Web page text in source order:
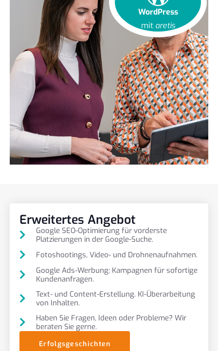
WordPress
mit aretis
Erweitertes Angebot
Google SEO-Optimierung für vorderste
Platzierungen in der Google-Suche.
Fotoshootings, Video- und Drohnenaufnahmen.
Google Ads-Werbung: Kampagnen für sofortige
Kundenanfragen.
Text- und Content-Erstellung. KI-Überarbeitung
von Inhalten.
Haben Sie Fragen, Ideen oder Probleme? Wir
beraten Sie gerne.
Erfolgsgeschichten